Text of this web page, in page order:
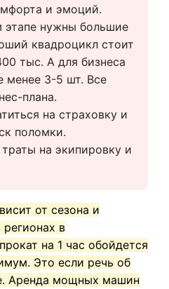
и эмоций.
этапе нужны большие
квадроцикл стоит
тыс. А для бизнеса
менее 3-5 шт. Все
плана.
на страховку и
поломки.
на экипировку и
от сезона и
в
на 1 час обойдется
Это если речь об
Аренда мощных машин